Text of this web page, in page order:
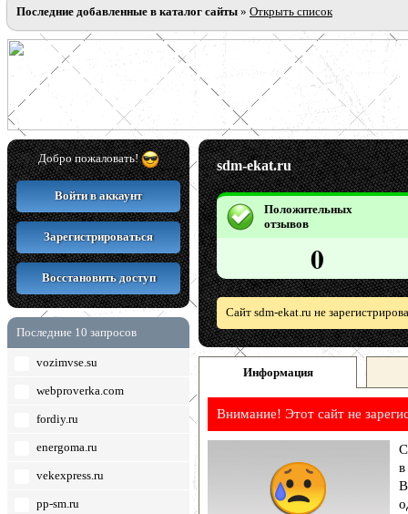
Последние добавленные в каталог сайты » Открыть список
Добро пожаловать!
Войти в аккаунт
Зарегистрироваться
Восстановить доступ
Последние 10 запросов
vozimvse.su
webproverka.com
fordiy.ru
energoma.ru
vekexpress.ru
pp-sm.ru
sdm-ekat.ru
Положительных
отзывов
0
Сайт sdm-ekat.ru не
Информация
Внимание! Этот сайт не